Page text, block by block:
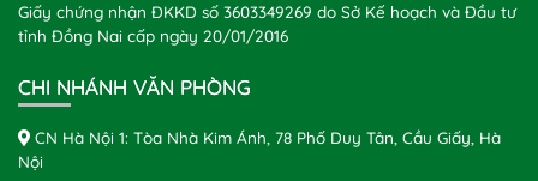
Giấy chứng nhận ĐKKD số 3603349269 do Sở Kế hoạch và Đầu tư
tỉnh Đồng Nai cấp ngày 20/01/2016
CHI NHÁNH VĂN PHÒNG
CN Hà Nội 1: Tòa Nhà Kim Ánh, 78 Phố Duy Tân, Cầu Giấy, Hà
Nội